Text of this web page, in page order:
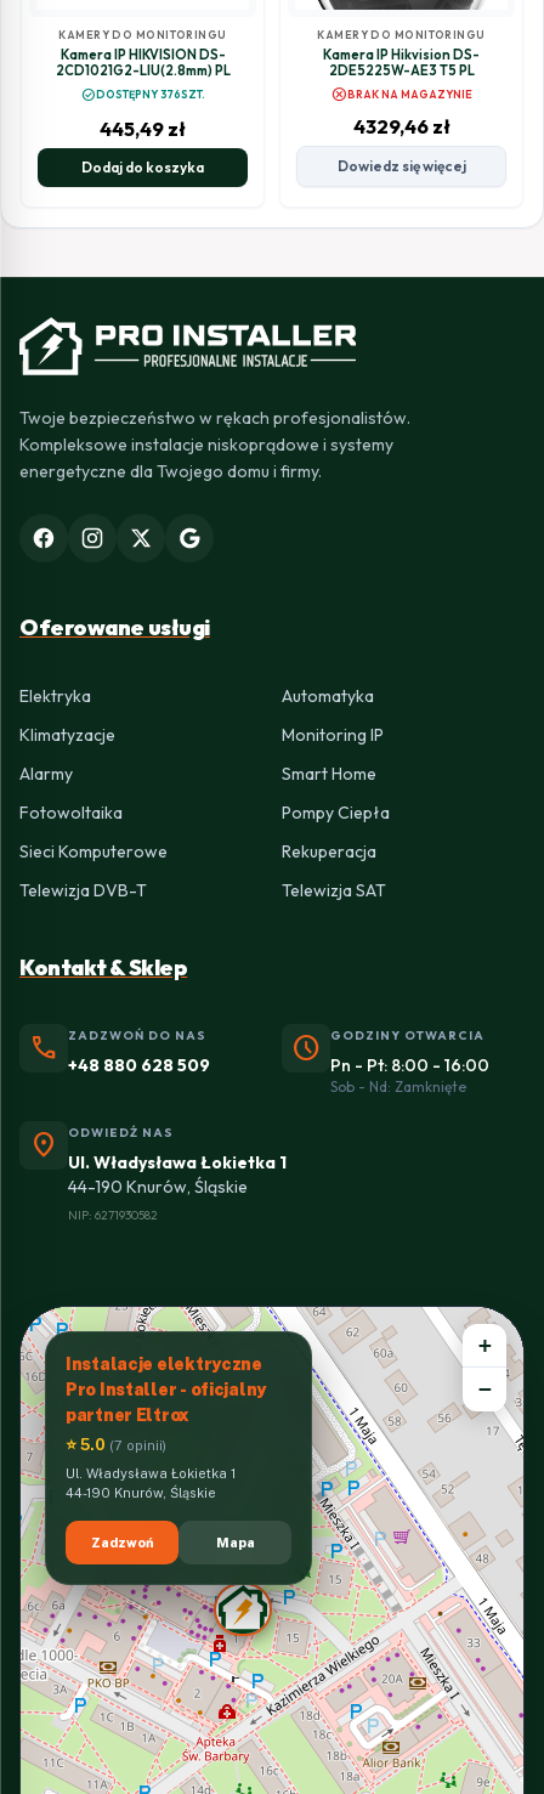
KAMERY DO MONITORINGU
Kamera IP HIKVISION DS-
2CD1021G2-LIU(2.8mm) PL
check_circleDOSTĘPNY 376SZT.
445,49 zł
Dodaj do koszyka
KAMERY DO MONITORINGU
Kamera IP Hikvision DS-
2DE5225W-AE3 T5 PL
cancelBRAK NA MAGAZYNIE
4329,46 zł
Dowiedz się więcej
Twoje bezpieczeństwo w rękach profesjonalistów.
Kompleksowe instalacje niskoprądowe i systemy
energetyczne dla Twojego domu i firmy.
Oferowane usługi
Elektryka
Automatyka
Klimatyzacje
Monitoring IP
Alarmy
Smart Home
Fotowoltaika
Pompy Ciepła
Sieci Komputerowe
Rekuperacja
Telewizja DVB-T
Telewizja SAT
Kontakt & Sklep
phone ZADZWOŃ DO NAS
+48 880 628 509 schedule GODZINY OTWARCIA
Pn - Pt: 8:00 - 16:00
Sob - Nd: Zamknięte
location_on ODWIEDŹ NAS
Ul. Władysława Łokietka 1
44-190 Knurów, Śląskie
NIP: 6271930582
Instalacje elektryczne
Pro Installer - oficjalny
partner Eltrox
⭐ 5.0 (7 opinii)
Ul. Władysława Łokietka 1
44-190 Knurów, Śląskie
Zadzwoń Mapa
+
−